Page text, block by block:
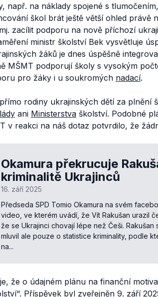
např. na náklady spojené s
škol brát ještě větší ohled právě
zacílit podporu na nově příchozí
ministr školství Bek vysvětluje
žáků je dnes úspěšně
MŠMT podporují školy s vysokým
pro žáky i u soukromých nadací.
rodiny ukrajinských dětí za plnění
ani Ministerstva školství. Podobné
v reakci na náš dotaz potvrdilo, že
Okamura překrucuje
kriminalitě Ukrajinců
16. září 2025
Předseda SPD Tomio Okamura na svém
video, ve kterém uvádí, že Vít Rakušan urazil
že se Ukrajinci chovají lépe než Češi. Rakušan
mluvil ale pouze o statistice kriminality, podle
na...
že o údajném plánu na finanční
“. Příspěvek byl zveřejněn 9. září